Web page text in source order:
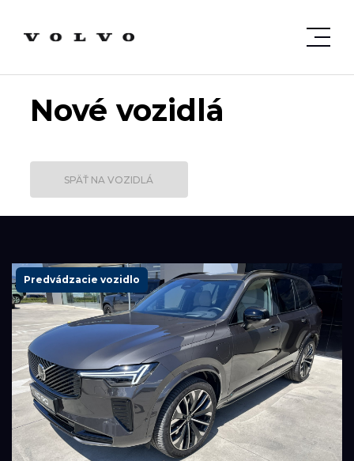
Nové vozidlá
SPÄŤ NA VOZIDLÁ
Predvádzacie vozidlo